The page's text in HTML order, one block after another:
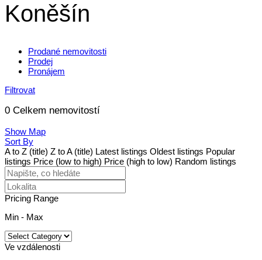
Koněšín
Prodané nemovitosti
Prodej
Pronájem
Filtrovat
0 Celkem nemovitostí
Show Map
Sort By
A to Z (title) Z to A (title) Latest listings Oldest listings Popular
listings Price (low to high) Price (high to low) Random listings
Pricing Range
Min - Max
Ve vzdálenosti